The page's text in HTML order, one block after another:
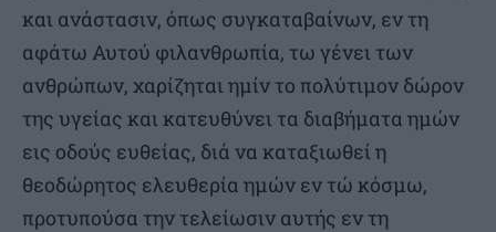
και ανάστασιν, όπως συγκαταβαίνων, εν τη
αφάτω Αυτού φιλανθρωπία, τω γένει των
ανθρώπων, χαρίζηται ημίν το πολύτιμον δώρον
της υγείας και κατευθύνει τα διαβήματα ημών
εις οδούς ευθείας, διά να καταξιωθεί η
θεοδώρητος ελευθερία ημών εν τώ κόσμω,
προτυπούσα την τελείωσιν αυτής εν τη